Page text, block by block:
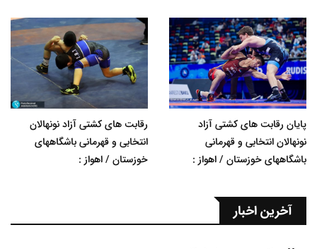
پایان رقابت های کشتی آزاد
نونهالان انتخابی و قهرمانی
باشگاههای خوزستان / اهواز :
رقابت های کشتی آزاد نونهالان
انتخابی و قهرمانی باشگاههای
خوزستان / اهواز :
آخرین اخبار